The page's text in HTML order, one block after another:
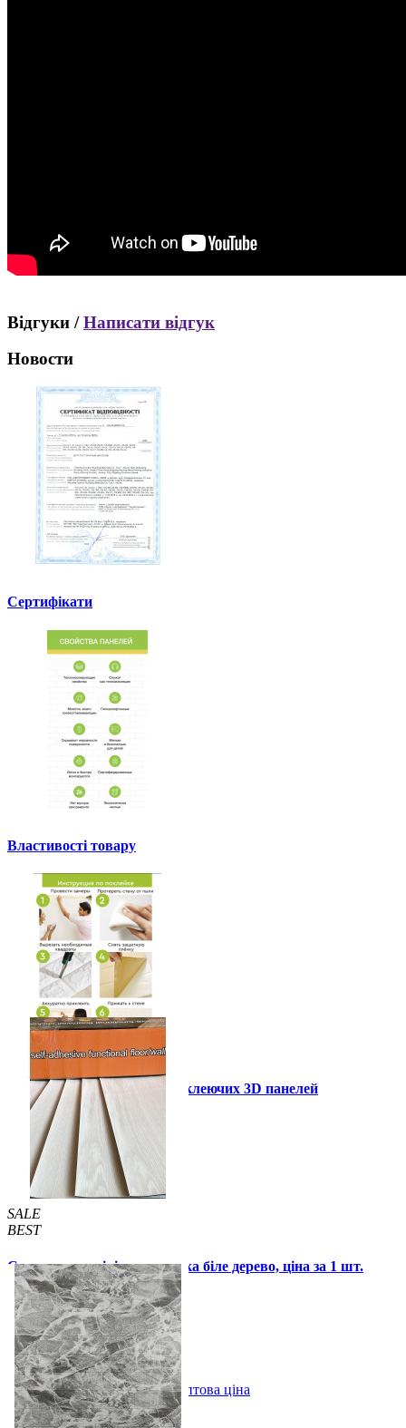
Відгуки /Написати відгук
Новости
Сертифікати
Властивості товару
Інструкція установки самоклеючих 3D панелей
Інші також купили
SALE
BEST
Самоклеюча вінілова плитка біле дерево, ціна за 1 шт.
(СВП-015)
57 грн. 115 грн.
Купити В закладки Оптова ціна